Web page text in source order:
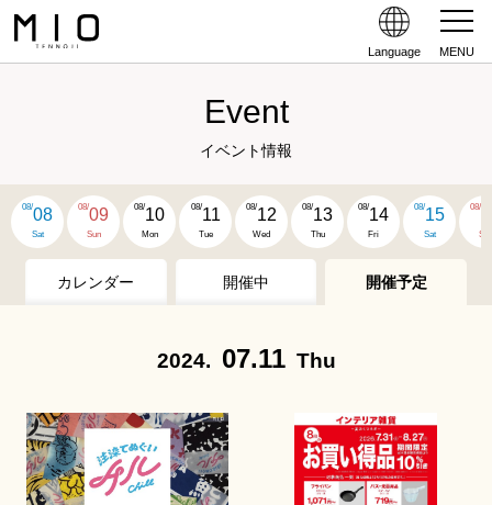
Language MENU
Event
イベント情報
08/08
Sat
08/09
Sun
08/10
Mon
08/11
Tue
08/12
Wed
08/13
Thu
08/14
Fri
08/15
Sat
08/
Sun
カレンダー 開催中 開催予定
2024. 07.11 Thu